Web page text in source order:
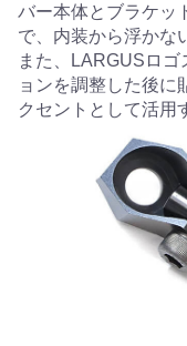
バー本体とブラケッ
で、内装から浮かな
また、LARGUSロ
ョンを調整した後に
クセントとして活用